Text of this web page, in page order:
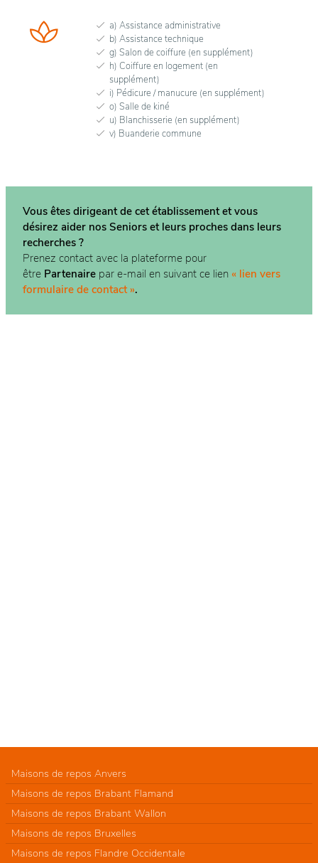
a) Assistance administrative
b) Assistance technique
g) Salon de coiffure (en supplément)
h) Coiffure en logement (en
supplément)
i) Pédicure / manucure (en supplément)
o) Salle de kiné
u) Blanchisserie (en supplément)
v) Buanderie commune
Vous êtes dirigeant de cet établissement et vous
désirez aider nos Seniors et leurs proches dans leurs
recherches ?
Prenez contact avec la plateforme pour
être Partenaire par e-mail en suivant ce lien « lien vers
formulaire de contact ».
Maisons de repos Anvers
Maisons de repos Brabant Flamand
Maisons de repos Brabant Wallon
Maisons de repos Bruxelles
Maisons de repos Flandre Occidentale